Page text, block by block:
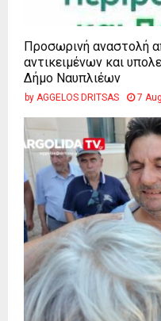
Προσωρινή αναστολή
αντικειμένων και
Δήμο Ναυπλιέων
by AGGELOS DRITSAS 7